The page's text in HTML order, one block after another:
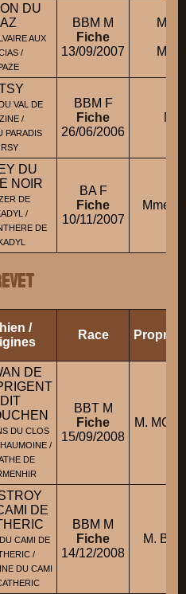
DU
AUX
/
BBM M
Fiche
13/09/2007
M.
M.
VAL DE
/
PARADIS
BBM F
Fiche
26/06/2006
M.
DU
NOIR
DE
/
DE
BA F
Fiche
10/11/2007
Mme
/
Race
DE
DIT
DU CLOS
/
DE
BBT M
Fiche
15/09/2008
M.
DE
CAMI DE
/
DU CAMI
BBM M
Fiche
14/12/2008
M.